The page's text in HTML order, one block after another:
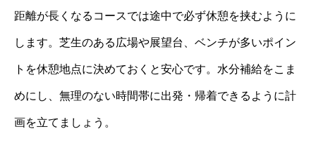
距離が長くなるコースでは途中で必ず休憩を挟むように
します。芝生のある広場や展望台、ベンチが多いポイン
トを休憩地点に決めておくと安心です。水分補給をこま
めにし、無理のない時間帯に出発・帰着できるように計
画を立てましょう。